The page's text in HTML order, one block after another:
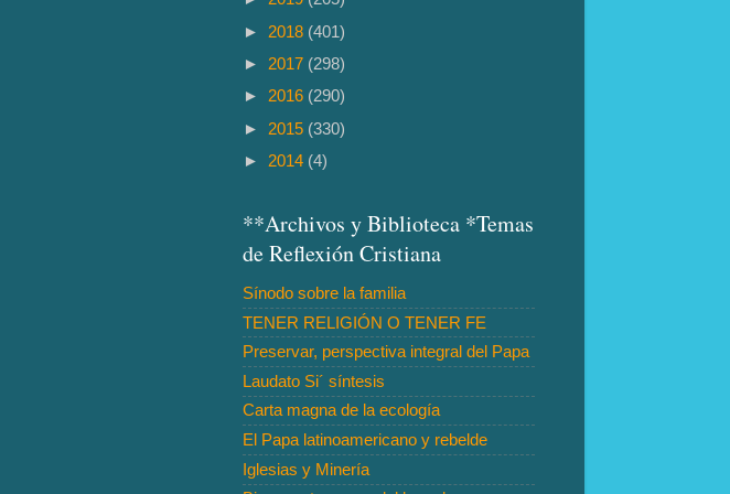
► 2018 (401)
► 2017 (298)
► 2016 (290)
► 2015 (330)
► 2014 (4)
**Archivos y Biblioteca *Temas
de Reflexión Cristiana
Sínodo sobre la familia
TENER RELIGIÓN O TENER FE
Preservar, perspectiva integral del Papa
Laudato Si´ síntesis
Carta magna de la ecología
El Papa latinoamericano y rebelde
Iglesias y Minería